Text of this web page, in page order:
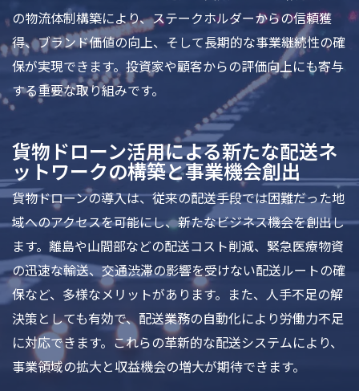
の物流体制構築により、ステークホルダーからの信頼獲
得、ブランド価値の向上、そして長期的な事業継続性の確
保が実現できます。投資家や顧客からの評価向上にも寄与
する重要な取り組みです。
貨物ドローン活用による新たな配送ネ
ットワークの構築と事業機会創出
貨物ドローンの導入は、従来の配送手段では困難だった地
域へのアクセスを可能にし、新たなビジネス機会を創出し
ます。離島や山間部などの配送コスト削減、緊急医療物資
の迅速な輸送、交通渋滞の影響を受けない配送ルートの確
保など、多様なメリットがあります。また、人手不足の解
決策としても有効で、配送業務の自動化により労働力不足
に対応できます。これらの革新的な配送システムにより、
事業領域の拡大と収益機会の増大が期待できます。